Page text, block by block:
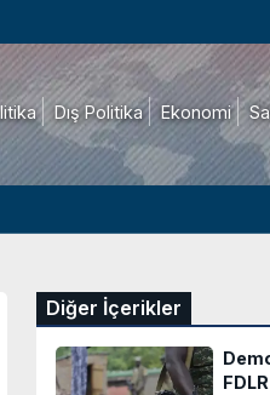
Dış Politika Ekonomi
Diğer İçerikler